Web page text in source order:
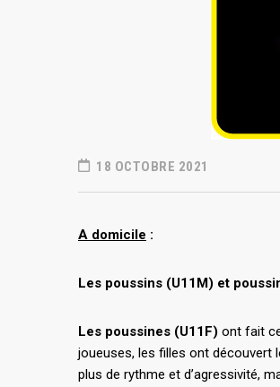
18 OCTOBRE 2021
A domicile :
Les poussins (U11M) et
Les poussines (U11F) ont fait
joueuses, les filles ont découvert
plus de rythme et d’agressivité,